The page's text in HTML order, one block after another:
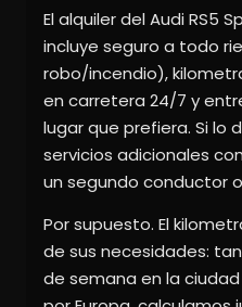
El alquiler del Audi RS5
incluye seguro a todo
robo/incendio),
en carretera 24/7 y
lugar que prefiera. Si lo
servicios adicionales
un segundo conductor
Por supuesto. El
de sus necesidades:
de semana en la